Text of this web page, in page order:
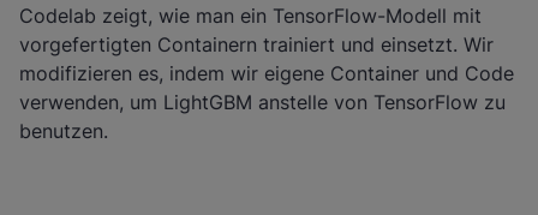
Codelab zeigt, wie man ein TensorFlow-Modell mit
vorgefertigten Containern trainiert und einsetzt. Wir
modifizieren es, indem wir eigene Container und Code
verwenden, um LightGBM anstelle von TensorFlow zu
benutzen.